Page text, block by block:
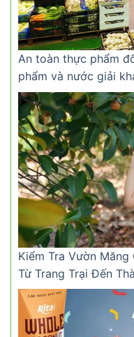
An toàn thực phẩm
phẩm và nước giải
Kiểm Tra Vườn
Từ Trang Trại Đến